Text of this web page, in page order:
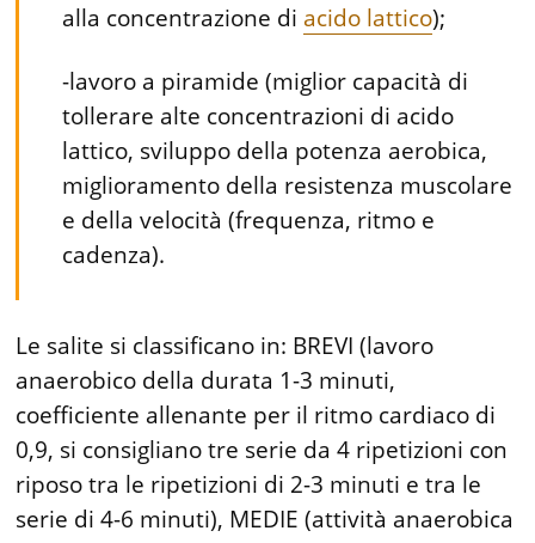
alla concentrazione di acido lattico);
-lavoro a piramide (miglior capacità di
tollerare alte concentrazioni di acido
lattico, sviluppo della potenza aerobica,
miglioramento della resistenza muscolare
e della velocità (frequenza, ritmo e
cadenza).
Le salite si classificano in: BREVI (lavoro
anaerobico della durata 1-3 minuti,
coefficiente allenante per il ritmo cardiaco di
0,9, si consigliano tre serie da 4 ripetizioni con
riposo tra le ripetizioni di 2-3 minuti e tra le
serie di 4-6 minuti), MEDIE (attività anaerobica